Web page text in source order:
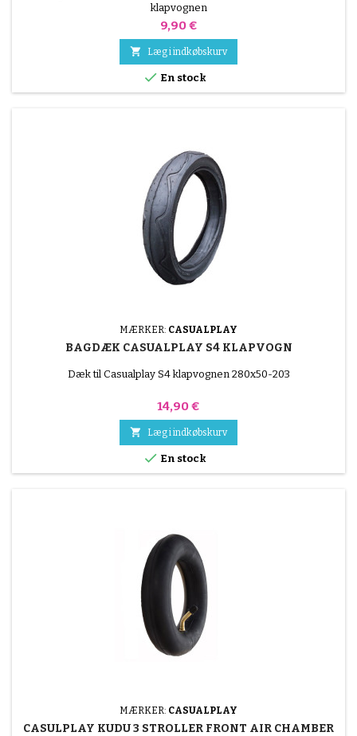
klapvognen
Pris
9,90 €
 Læg i indkøbskurv
 En stock
MÆRKER: CASUALPLAY
BAGDÆK CASUALPLAY S4 KLAPVOGN
Dæk til Casualplay S4 klapvognen 280x50-203
Pris
14,90 €
 Læg i indkøbskurv
 En stock
MÆRKER: CASUALPLAY
CASULPLAY KUDU 3 STROLLER FRONT AIR CHAMBER